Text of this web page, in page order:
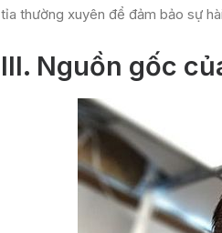
tỉa thường xuyên để đảm bảo sự
III. Nguồn gốc